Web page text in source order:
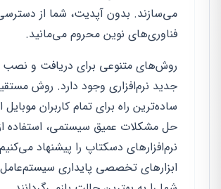
می‌سازند. بدون آپدیت، شما از
فناوری‌های نوین محروم می‌مانید.
روش‌های متنوعی برای دریافت و
ساده‌ترین راه برای تمام کاربران
حل مشکلات عمیق سیستمی، استفاده
نرم‌افزارهای دسکتاپ را پیشنهاد
ابزارهای تخصصی پایداری